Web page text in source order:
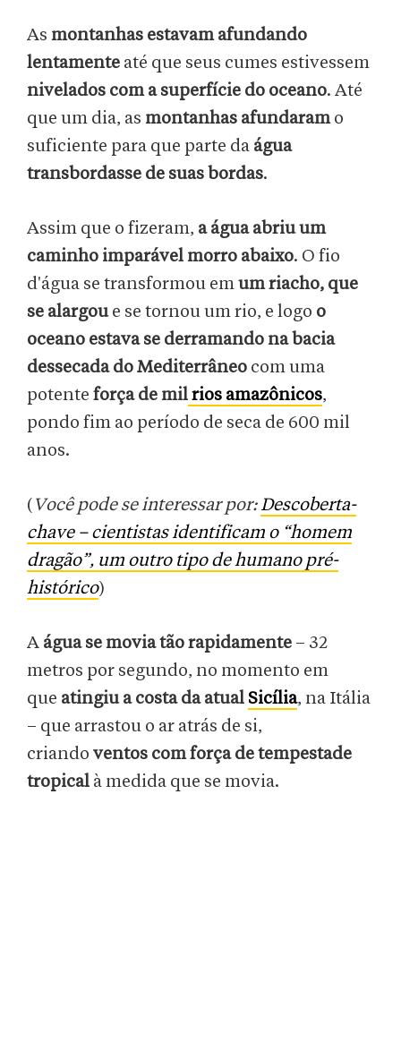
As montanhas estavam afundando
lentamente até que seus cumes estivessem
nivelados com a superfície do oceano. Até
que um dia, as montanhas afundaramo
suficiente para que parte da água
transbordasse de suas bordas.
Assim que o fizeram, a água abriu um
caminho imparável morro abaixo. O fio
d'água se transformou emum riacho, que
se alargoue se tornou um rio, e logo o
oceano estava se derramando na bacia
dessecada do Mediterrâneo com uma
potente força de milrios amazônicos,
pondo fim ao período de seca de 600 mil
anos.
( Você pode se interessar por:Descoberta-
chave – cientistas identificam o “homem
dragão”, um outro tipo de humano pré-
histórico)
A água se movia tão rapidamente – 32
metros por segundo, no momento em
que atingiu a costa da atual Sicília, na Itália
– que arrastou o ar atrás de si,
criando ventos com força de tempestade
tropical à medida que se movia.